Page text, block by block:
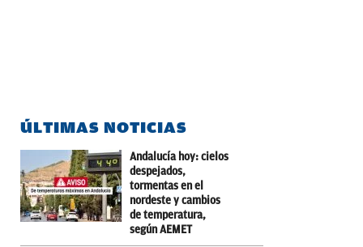
ÚLTIMAS NOTICIAS
Andalucía hoy: cielos
despejados,
tormentas en el
nordeste y cambios
de temperatura,
según AEMET